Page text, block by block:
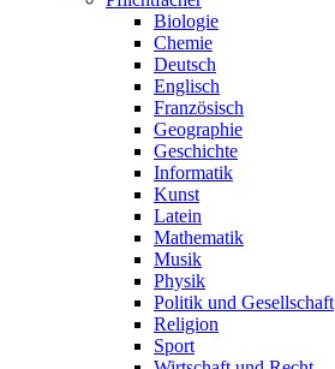
Biologie
Chemie
Deutsch
Englisch
Französisch
Geographie
Geschichte
Informatik
Kunst
Latein
Mathematik
Musik
Physik
Politik und Gesellschaft
Religion
Sport